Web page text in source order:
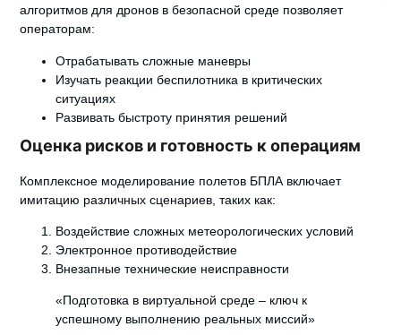
алгоритмов для дронов в безопасной среде позволяет
операторам:
Отрабатывать сложные маневры
Изучать реакции беспилотника в критических
ситуациях
Развивать быстроту принятия решений
Оценка рисков и готовность к операциям
Комплексное моделирование полетов БПЛА включает
имитацию различных сценариев, таких как:
Воздействие сложных метеорологических условий
Электронное противодействие
Внезапные технические неисправности
«Подготовка в виртуальной среде – ключ к
успешному выполнению реальных миссий»